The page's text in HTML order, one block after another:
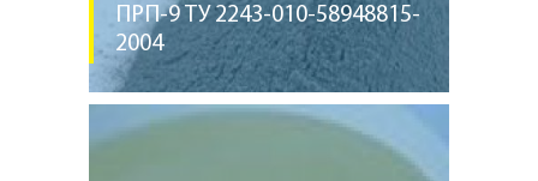
ПРП-9 ТУ 2243-010-58948815-
2004